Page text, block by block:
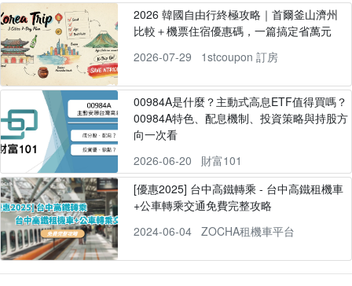
2026 韓國自由行終極攻略｜首爾釜山濟州
比較＋機票住宿優惠碼，一篇搞定省萬元
2026-07-29
1stcoupon 訂房
00984A是什麼？主動式高息ETF值得買嗎？
00984A特色、配息機制、投資策略與持股方
向一次看
2026-06-20
財富101
[優惠2025] 台中高鐵轉乘 - 台中高鐵租機車
+公車轉乘交通免費完整攻略
2024-06-04
ZOCHA租機車平台